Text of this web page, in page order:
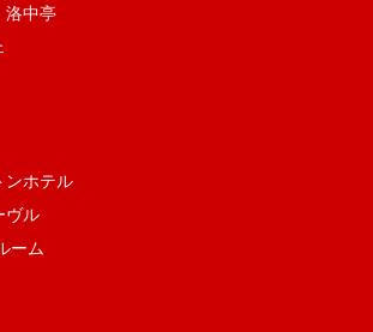
中亭
ホテル
ヴル
ーム